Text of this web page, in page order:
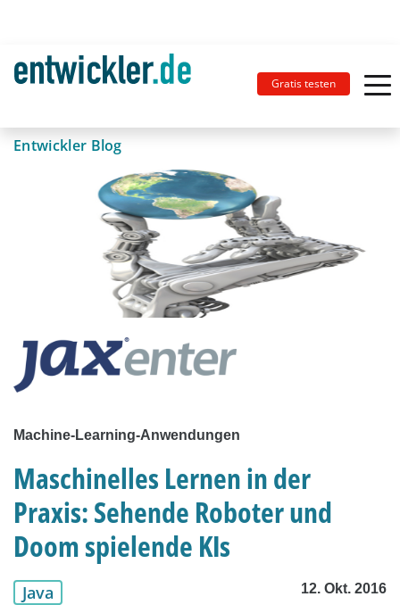
Gratis testen
Entwickler Blog
Machine-Learning-Anwendungen
Maschinelles Lernen in der
Praxis: Sehende Roboter und
Doom spielende KIs
Java 12. Okt. 2016